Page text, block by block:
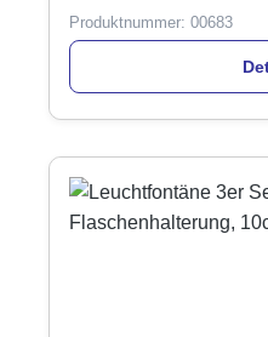
Produktnummer: 00683